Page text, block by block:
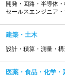
開発・回路・半導体
セールスエンジニア
建築・土木
設計・積算・測量・
医薬・食品・化学・